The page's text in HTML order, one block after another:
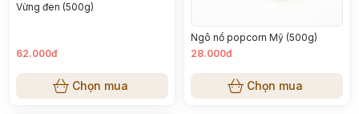
Vừng đen (500g)
62.000đ
Chọn mua
Ngô nổ popcorn Mỹ (500g)
28.000đ
Chọn mua